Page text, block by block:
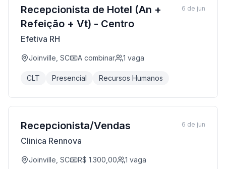
Recepcionista de Hotel (An +
Refeição + Vt) - Centro
Efetiva RH
Joinville, SC A combinar 1 vaga
CLT Presencial Recursos Humanos
6 de jun
Recepcionista/Vendas
Clinica Rennova
Joinville, SC R$ 1.300,00 1 vaga
6 de jun